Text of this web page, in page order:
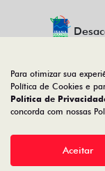
MONACO
31.783.432/0001-40
Para otimizar sua
Política de Cookies e
Política de
concorda com nossas
Aceitar